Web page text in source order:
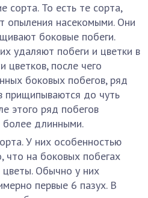
сорта. То есть те сорта,
опыления насекомыми. Они
боковые побеги.
удаляют побеги и цветки в
цветков, после чего
боковых побегов, ряд
прищипываются до чуть
этого ряд побегов
длинными.
У них особенностью
что на боковых побегах
Обычно у них
первые 6 пазух. В